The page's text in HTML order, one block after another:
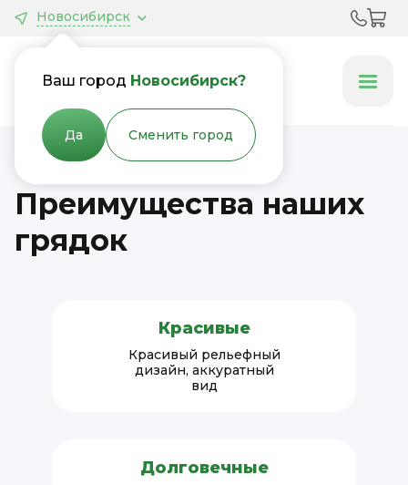
Новосибирск
Ваш город Новосибирск?
Да Сменить город
Грядки & Клумбы
Преимущества наших
грядок
Красивые
Красивый рельефный
дизайн, аккуратный
вид
Долговечные